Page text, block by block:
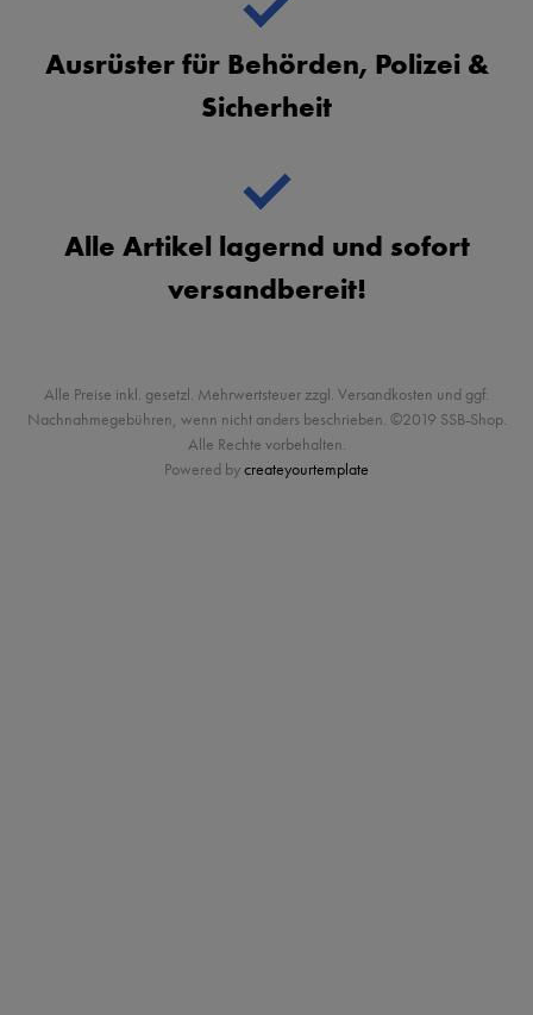
Ausrüster für Behörden, Polizei &
Sicherheit
Alle Artikel lagernd und sofort
versandbereit!
Alle Preise inkl. gesetzl. Mehrwertsteuer zzgl. Versandkosten und ggf.
Nachnahmegebühren, wenn nicht anders beschrieben. ©2019 SSB-Shop.
Alle Rechte vorbehalten.
Powered bycreateyourtemplate